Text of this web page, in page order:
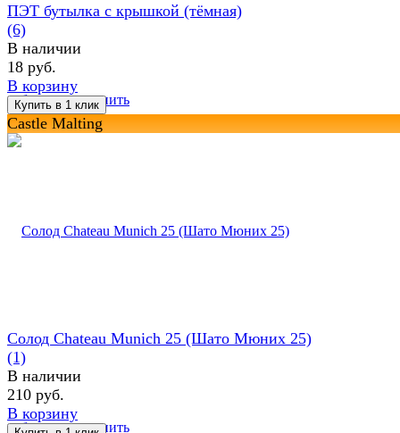
избранное сравнить
ПЭТ бутылка с крышкой (тёмная)
(6)
В наличии
18 руб.
В корзину
Castle Malting
избранное сравнить
Солод Chateau Munich 25 (Шато Мюних 25)
(1)
В наличии
210 руб.
В корзину